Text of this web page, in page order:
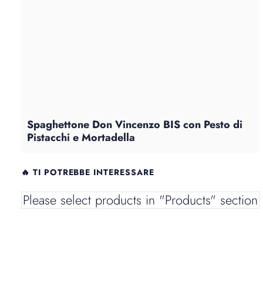
Spaghettone Don Vincenzo BIS con Pesto di
Pistacchi e Mortadella
🔥 TI POTREBBE INTERESSARE
Please select products in "Products" section